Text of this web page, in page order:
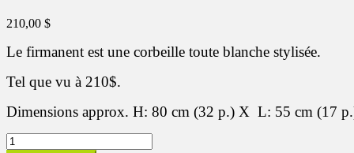
210,00 $
Le firmanent est une corbeille toute blanche stylisée.
Tel que vu à 210$.
Dimensions approx. H: 80 cm (32 p.) X L: 55 cm (17
quantité